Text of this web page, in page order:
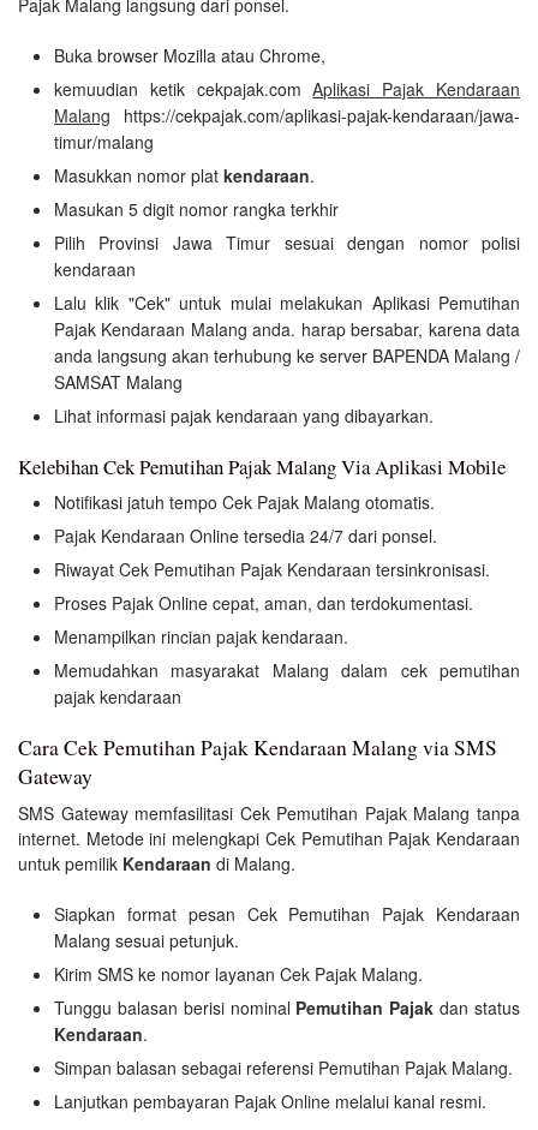
Pajak Malang langsung dari ponsel.
Buka browser Mozilla atau Chrome,
kemuudian ketik cekpajak.comAplikasi Pajak Kendaraan
Malang https://cekpajak.com/aplikasi-pajak-kendaraan/jawa-
timur/malang
Masukkan nomor plat kendaraan.
Masukan 5 digit nomor rangka terkhir
Pilih Provinsi Jawa Timur sesuai dengan nomor polisi
kendaraan
Lalu klik "Cek" untuk mulai melakukan Aplikasi Pemutihan
Pajak Kendaraan Malang anda. harap bersabar, karena data
anda langsung akan terhubung ke server BAPENDA Malang /
SAMSAT Malang
Lihat informasi pajak kendaraan yang dibayarkan.
Kelebihan Cek Pemutihan Pajak Malang Via Aplikasi Mobile
Notifikasi jatuh tempo Cek Pajak Malang otomatis.
Pajak Kendaraan Online tersedia 24/7 dari ponsel.
Riwayat Cek Pemutihan Pajak Kendaraan tersinkronisasi.
Proses Pajak Online cepat, aman, dan terdokumentasi.
Menampilkan rincian pajak kendaraan.
Memudahkan masyarakat Malang dalam cek pemutihan
pajak kendaraan
Cara Cek Pemutihan Pajak Kendaraan Malang via SMS
Gateway
SMS Gateway memfasilitasi Cek Pemutihan Pajak Malang tanpa
internet. Metode ini melengkapi Cek Pemutihan Pajak Kendaraan
untuk pemilik Kendaraan di Malang.
Siapkan format pesan Cek Pemutihan Pajak Kendaraan
Malang sesuai petunjuk.
Kirim SMS ke nomor layanan Cek Pajak Malang.
Tunggu balasan berisi nominal Pemutihan Pajak dan status
Kendaraan.
Simpan balasan sebagai referensi Pemutihan Pajak Malang.
Lanjutkan pembayaran Pajak Online melalui kanal resmi.